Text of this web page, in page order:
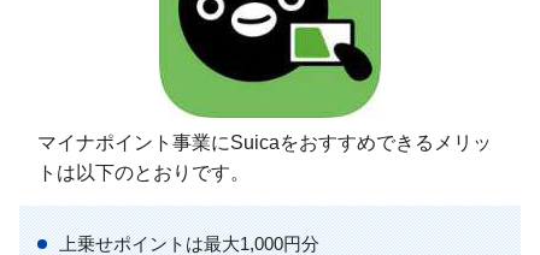
マイナポイント事業にSuicaをおすすめできるメリッ
トは以下のとおりです。
上乗せポイントは最大1,000円分